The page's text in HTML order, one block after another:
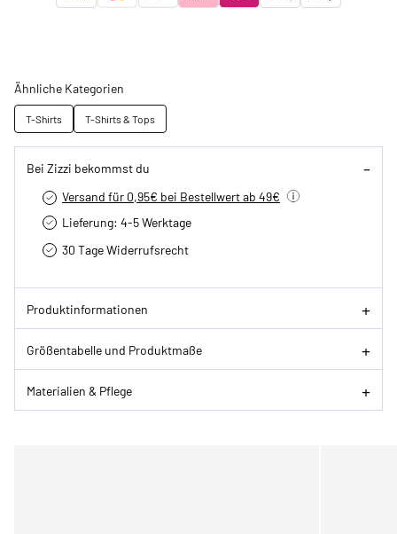
Ähnliche Kategorien
T-Shirts T-Shirts & Tops
Bei Zizzi bekommst du
Versand für 0,95€ bei Bestellwert ab 49€
Lieferung: 4-5 Werktage
30 Tage Widerrufsrecht
Produktinformationen
Größentabelle und Produktmaße
Materialien & Pflege